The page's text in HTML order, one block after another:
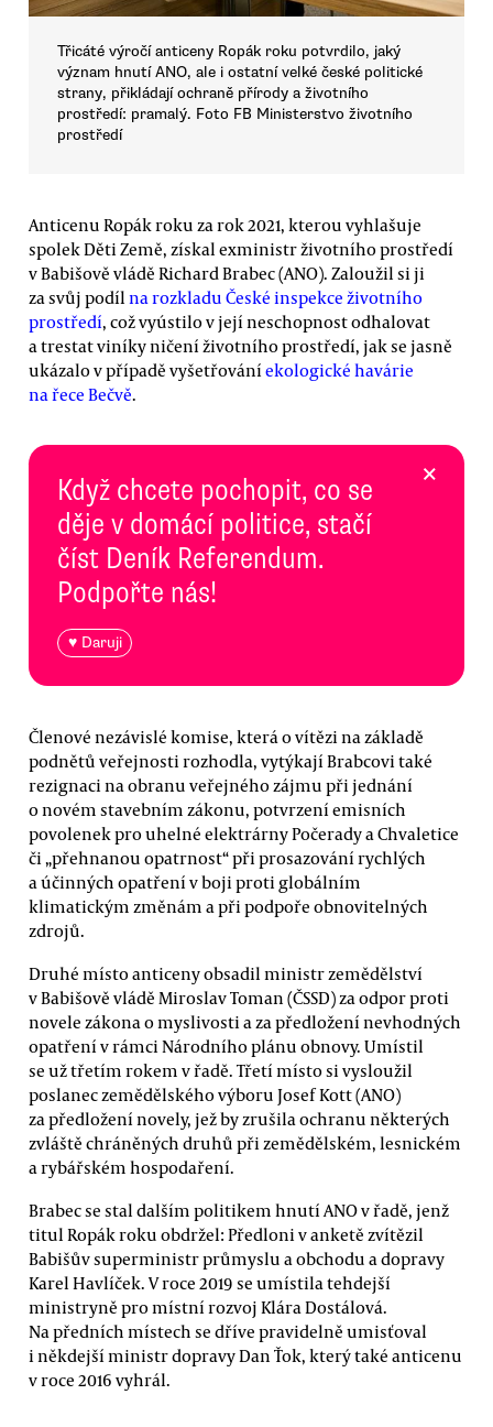
Třicáté výročí anticeny Ropák roku potvrdilo, jaký
význam hnutí ANO, ale i ostatní velké české politické
strany, přikládají ochraně přírody a životního
prostředí: pramalý. Foto FB Ministerstvo životního
prostředí
Anticenu Ropák roku za rok 2021, kterou vyhlašuje
spolek Děti Země, získal exministr životního prostředí
v Babišově vládě Richard Brabec (ANO). Zaloužil si ji
za svůj podíl na rozkladu České inspekce životního
prostředí, což vyústilo v její neschopnost odhalovat
a trestat viníky ničení životního prostředí, jak se jasně
ukázalo v případě vyšetřováníekologické havárie
na řece Bečvě.
Když chcete pochopit, co se
děje v domácí politice, stačí
číst Deník Referendum.
Podpořte nás!
♥ Daruji
×
Členové nezávislé komise, která o vítězi na základě
podnětů veřejnosti rozhodla, vytýkají Brabcovi také
rezignaci na obranu veřejného zájmu při jednání
o novém stavebním zákonu, potvrzení emisních
povolenek pro uhelné elektrárny Počerady a Chvaletice
či „přehnanou opatrnost“ při prosazování rychlých
a účinných opatření v boji proti globálním
klimatickým změnám a při podpoře obnovitelných
zdrojů.
Druhé místo anticeny obsadil ministr zemědělství
v Babišově vládě Miroslav Toman (ČSSD) za odpor proti
novele zákona o myslivosti a za předložení nevhodných
opatření v rámci Národního plánu obnovy. Umístil
se už třetím rokem v řadě. Třetí místo si vysloužil
poslanec zemědělského výboru Josef Kott (ANO)
za předložení novely, jež by zrušila ochranu některých
zvláště chráněných druhů při zemědělském, lesnickém
a rybářském hospodaření.
Brabec se stal dalším politikem hnutí ANO v řadě, jenž
titul Ropák roku obdržel: Předloni v anketě zvítězil
Babišův superministr průmyslu a obchodu a dopravy
Karel Havlíček. V roce 2019 se umístila tehdejší
ministryně pro místní rozvoj Klára Dostálová.
Na předních místech se dříve pravidelně umisťoval
i někdejší ministr dopravy Dan Ťok, který také anticenu
v roce 2016 vyhrál.